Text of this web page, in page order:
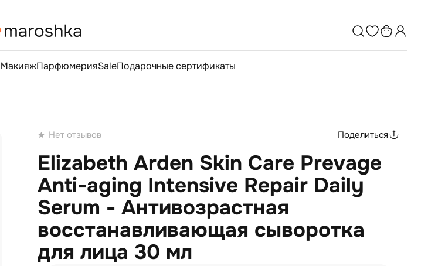
МакияжПарфюмерияSaleПодарочные сертификаты
Нет отзывов Поделиться
Elizabeth Arden Skin Care Prevage
Anti-aging Intensive Repair Daily
Serum - Антивозрастная
восстанавливающая сыворотка
для лица 30 мл